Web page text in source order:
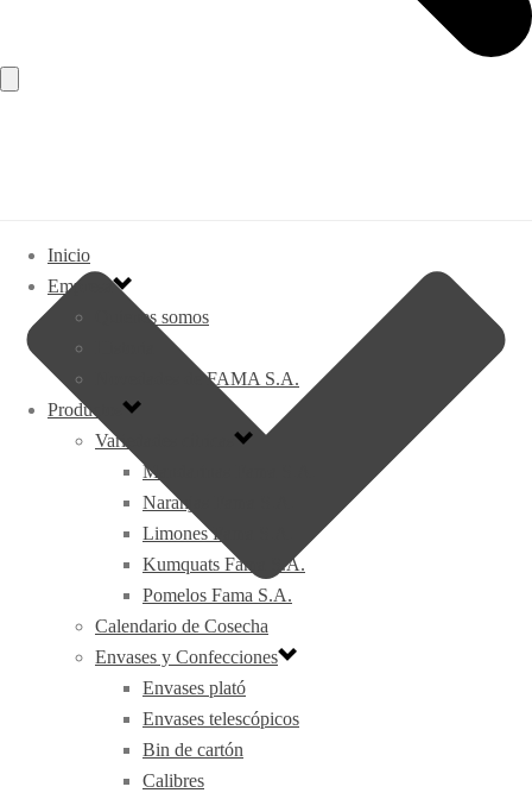
Inicio
Empresa
Quienes somos
Novedades de FAMA S.A.
Productos
Variedades cítricas
Mandarinas Fama S.A.
Naranjas Fama S.A.
Limones Fama S.A.
Kumquats Fama S.A.
Pomelos Fama S.A.
Calendario de Cosecha
Envases y Confecciones
Envases plató
Envases telescópicos
Bin de cartón
Calibres